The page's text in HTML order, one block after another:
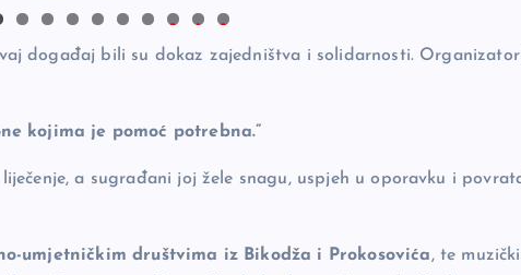
0 1
2
događaj bili su dokaz zajedništva i solidarnosti.
kojima je pomoć potrebna.”
a sugrađani joj žele snagu, uspjeh u oporavku i
umjetničkim društvima iz Bikodža i Prokosovića, te